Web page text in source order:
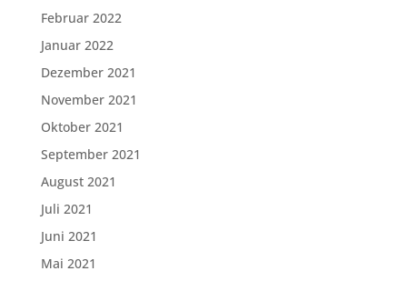
Februar 2022
Januar 2022
Dezember 2021
November 2021
Oktober 2021
September 2021
August 2021
Juli 2021
Juni 2021
Mai 2021